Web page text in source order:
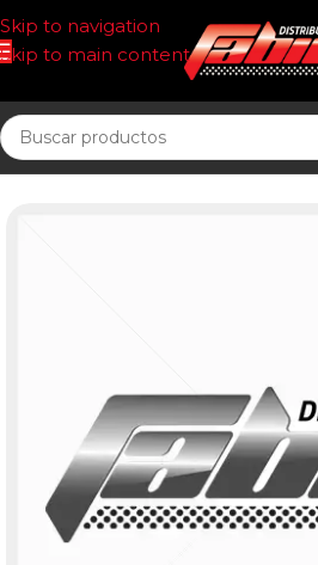
Skip to navigation
Skip to main content
Inicio UNIDAD SELLADA COMBUST